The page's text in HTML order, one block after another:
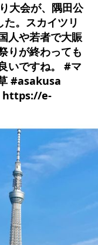
大会が、隅田公
。スカイツリ
人や若者で大賑
りが終わっても
いですね。 #マ
#asakusa
https://e-